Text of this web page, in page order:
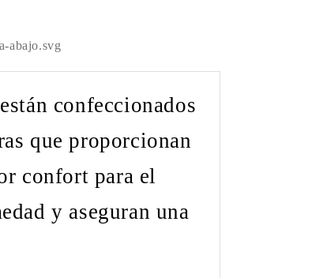
confeccionados
que proporcionan
confort para el
y aseguran una